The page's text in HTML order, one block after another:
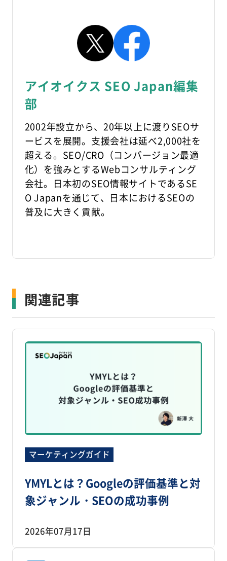
アイオイクス SEO Japan編集
部
2002年設立から、20年以上に渡りSEOサ
ービスを展開。支援会社は延べ2,000社を
超える。SEO/CRO（コンバージョン最適
化）を強みとするWebコンサルティング
会社。日本初のSEO情報サイトであるSE
O Japanを通じて、日本におけるSEOの
普及に大きく貢献。
関連記事
マーケティングガイド
YMYLとは？Googleの評価基準と対
象ジャンル・SEOの成功事例
2026年07月17日